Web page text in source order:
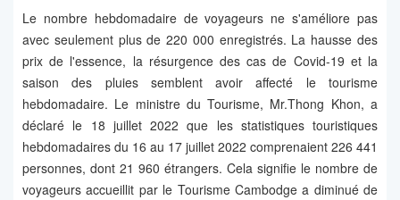
Le nombre hebdomadaire de voyageurs ne s'améliore pas
avec seulement plus de 220 000 enregistrés. La hausse des
prix de l'essence, la résurgence des cas de Covid-19 et la
saison des pluies semblent avoir affecté le tourisme
hebdomadaire. Le ministre du Tourisme, Mr.Thong Khon, a
déclaré le 18 juillet 2022 que les statistiques touristiques
hebdomadaires du 16 au 17 juillet 2022 comprenaient 226 441
personnes, dont 21 960 étrangers. Cela signifie le nombre de
voyageurs accueillit par le Tourisme Cambodge a diminué de